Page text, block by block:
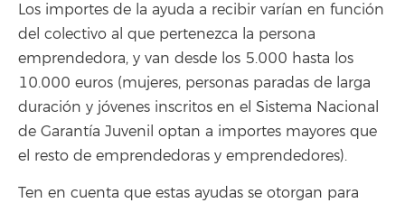
Los importes de la ayuda a recibir varían en función
del colectivo al que pertenezca la persona
emprendedora, y van desde los 5.000 hasta los
10.000 euros (mujeres, personas paradas de larga
duración y jóvenes inscritos en el Sistema Nacional
de Garantía Juvenil optan a importes mayores que
el resto de emprendedoras y emprendedores).
Ten en cuenta que estas ayudas se otorgan para